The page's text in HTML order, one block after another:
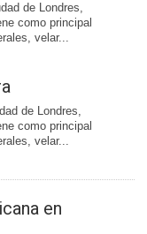
de Londres,
como principal
velar...
de Londres,
como principal
velar...
en